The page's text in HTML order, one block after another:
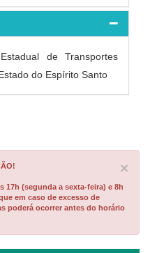
de Transportes
do Espírito Santo
×
17h (segunda a sexta-feira) e 8h
em caso de excesso de
poderá ocorrer antes do horário